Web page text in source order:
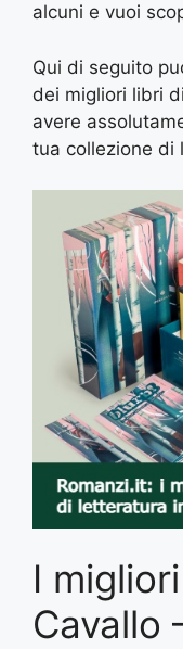
alcuni e vuoi
Qui di seguito
dei migliori libri
avere
tua collezione di
I
Cavallo